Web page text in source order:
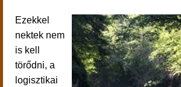
Ezekkel
nektek nem
is kell
törődni, a
logisztikai